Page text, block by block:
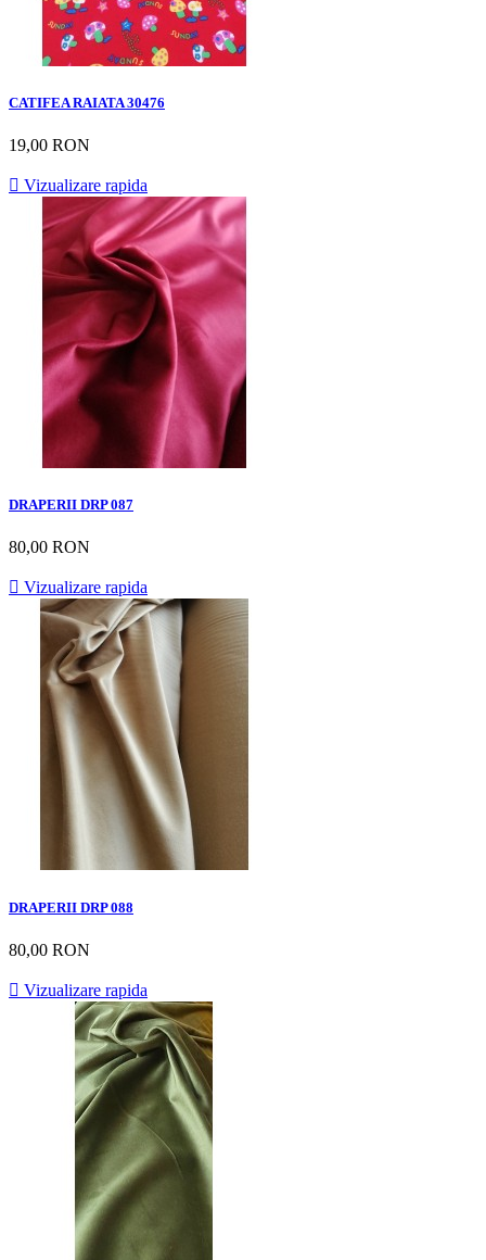
CATIFEA RAIATA 30476
19,00 RON
 Vizualizare rapida
DRAPERII DRP 087
80,00 RON
 Vizualizare rapida
DRAPERII DRP 088
80,00 RON
 Vizualizare rapida